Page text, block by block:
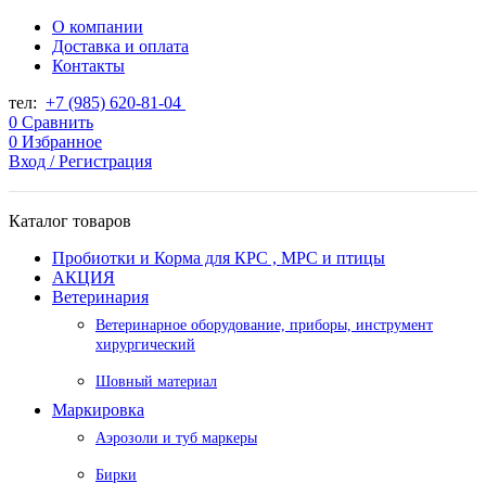
О компании
Доставка и оплата
Контакты
тел: +7 (985) 620-81-04
0 Сравнить
0 Избранное
Вход / Регистрация
Каталог товаров
Пробиотки и Корма для КРС , МРС и птицы
АКЦИЯ
Ветеринария
Ветеринарное оборудование, приборы, инструмент
хирургический
Шовный материал
Маркировка
Аэрозоли и туб маркеры
Бирки